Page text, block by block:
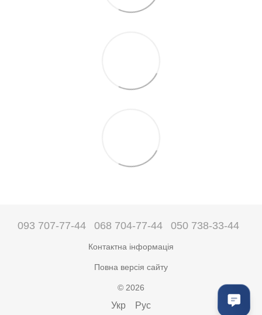
093 707-77-44 068 704-77-44 050 738-33-44
Контактна інформація
Повна версія сайту
© 2026
Укр Рус